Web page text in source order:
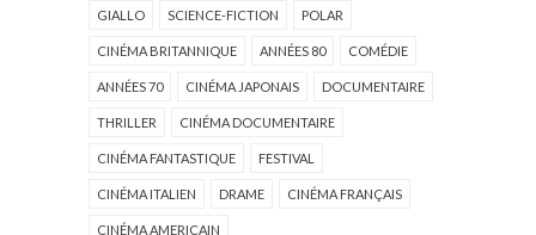
GIALLO SCIENCE-FICTION POLAR
CINÉMA BRITANNIQUE ANNÉES 80 COMÉDIE
ANNÉES 70 CINÉMA JAPONAIS DOCUMENTAIRE
THRILLER CINÉMA DOCUMENTAIRE
CINÉMA FANTASTIQUE FESTIVAL
CINÉMA ITALIEN DRAME CINÉMA FRANÇAIS
CINÉMA AMERICAIN